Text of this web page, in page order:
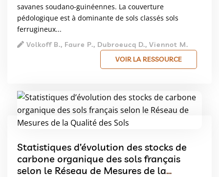
savanes soudano-guinéennes. La couverture
pédologique est à dominante de sols classés sols
ferrugineux...
Volkoff B., Faure P., Dubroeucq D., Viennot M.
VOIR LA RESSOURCE
Statistiques d’évolution des stocks de
carbone organique des sols français
selon le Réseau de Mesures de la